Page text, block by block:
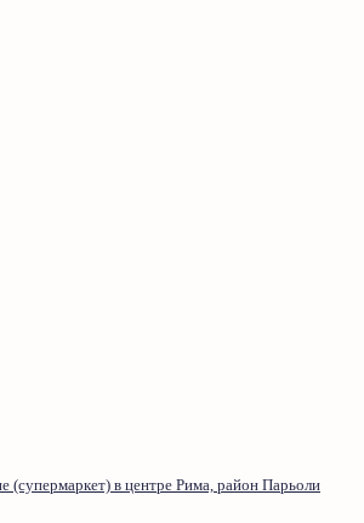
(супермаркет) в центре Рима, район Парьоли